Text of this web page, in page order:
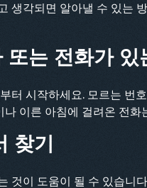
생각되면 알아낼 수 있는
또는 전화가
터 시작하세요. 모르는 번
나 이른 아침에 걸려온 전화
찾기
것이 도움이 될 수 있습니